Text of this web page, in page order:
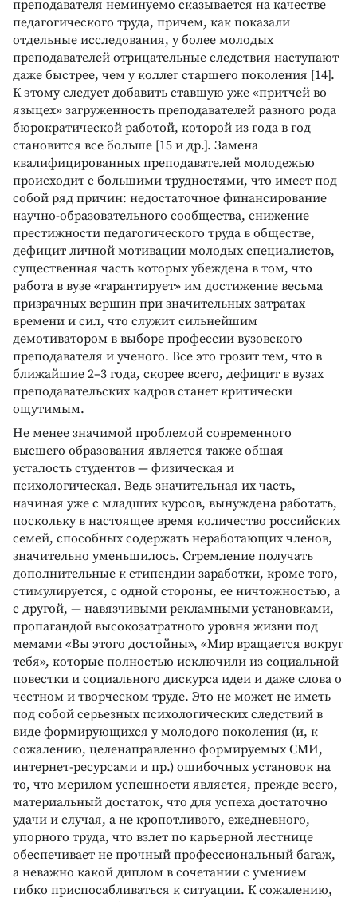
преподавателя неминуемо сказывается на качестве
педагогического труда, причем, как показали
отдельные исследования, у более молодых
преподавателей отрицательные следствия наступают
даже быстрее, чем у коллег старшего поколения [14].
К этому следует добавить ставшую уже «притчей во
языцех» загруженность преподавателей разного рода
бюрократической работой, которой из года в год
становится все больше [15 и др.]. Замена
квалифицированных преподавателей молодежью
происходит с большими трудностями, что имеет под
собой ряд причин: недостаточное финансирование
научно-образовательного сообщества, снижение
престижности педагогического труда в обществе,
дефицит личной мотивации молодых специалистов,
существенная часть которых убеждена в том, что
работа в вузе «гарантирует» им достижение весьма
призрачных вершин при значительных затратах
времени и сил, что служит сильнейшим
демотиватором в выборе профессии вузовского
преподавателя и ученого. Все это грозит тем, что в
ближайшие 2–3 года, скорее всего, дефицит в вузах
преподавательских кадров станет критически
ощутимым.
Не менее значимой проблемой современного
высшего образования является также общая
усталость студентов — физическая и
психологическая. Ведь значительная их часть,
начиная уже с младших курсов, вынуждена работать,
поскольку в настоящее время количество российских
семей, способных содержать неработающих членов,
значительно уменьшилось. Стремление получать
дополнительные к стипендии заработки, кроме того,
стимулируется, с одной стороны, ее ничтожностью, а
с другой, — навязчивыми рекламными установками,
пропагандой высокозатратного уровня жизни под
мемами «Вы этого достойны», «Мир вращается вокруг
тебя», которые полностью исключили из социальной
повестки и социального дискурса идеи и даже слова о
честном и творческом труде. Это не может не иметь
под собой серьезных психологических следствий в
виде формирующихся у молодого поколения (и, к
сожалению, целенаправленно формируемых СМИ,
интернет-ресурсами и пр.) ошибочных установок на
то, что мерилом успешности является, прежде всего,
материальный достаток, что для успеха достаточно
удачи и случая, а не кропотливого, ежедневного,
упорного труда, что взлет по карьерной лестнице
обеспечивает не прочный профессиональный багаж,
а неважно какой диплом в сочетании с умением
гибко приспосабливаться к ситуации. К сожалению,